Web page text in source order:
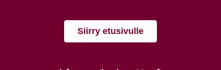
Siirry etusivulle